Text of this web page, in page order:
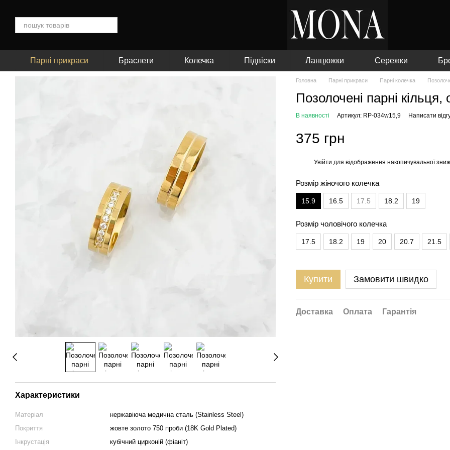
Парні прикраси Браслети Колечка Підвіски Ланцюжки Сережки
Характеристики
Матеріал
нержавіюча медична сталь (Stainless Steel)
Покриття
жовте золото 750 проби (18K Gold Plated)
Інкрустація
кубічний цирконій (фіаніт)
Головна Парні прикраси Парні колечка
Позолочені парні
В наявності Артикул: RP-034w15,9 Написати
375 грн
Увійти для відображення накопичувальної
Розмір жіночого колечка
15.9 16.5 17.5 18.2 19
Розмір чоловічого колечка
17.5 18.2 19 20 20.7 21.5
Купити Замовити швидко
Доставка Оплата Гарантія